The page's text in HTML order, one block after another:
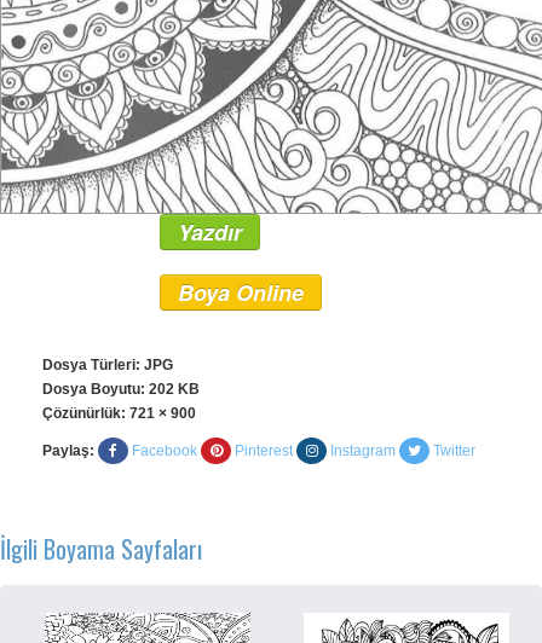
Yazdır
Boya Online
Dosya Türleri: JPG
Dosya Boyutu: 202 KB
Çözünürlük: 721 × 900
Paylaş: Facebook Pinterest Instagram Twitter
İlgili Boyama Sayfaları